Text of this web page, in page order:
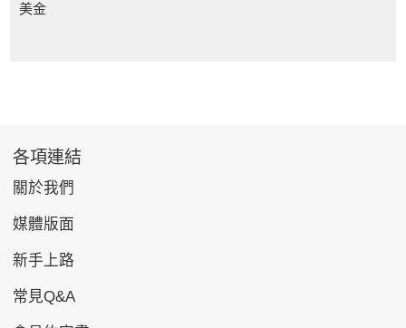
美金
各項連結
關於我們
媒體版面
新手上路
常見Q&A